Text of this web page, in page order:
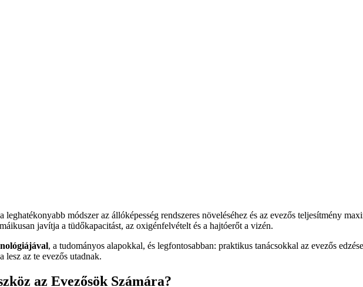
leghatékonyabb módszer az állóképesség rendszeres növeléséhez és az evezős teljesítmény
javítja a tüdőkapacitást, az oxigénfelvételt és a hajtóerőt a vizén.
, a tudományos alapokkal, és legfontosabban: praktikus tanácsokkal az evezős
lesz az te evezős utadnak.
az Evezősök Számára?